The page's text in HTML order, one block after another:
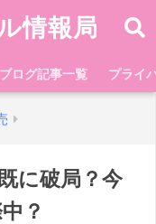
情報局
ブログ記事一覧 プライ
に破局？今
？